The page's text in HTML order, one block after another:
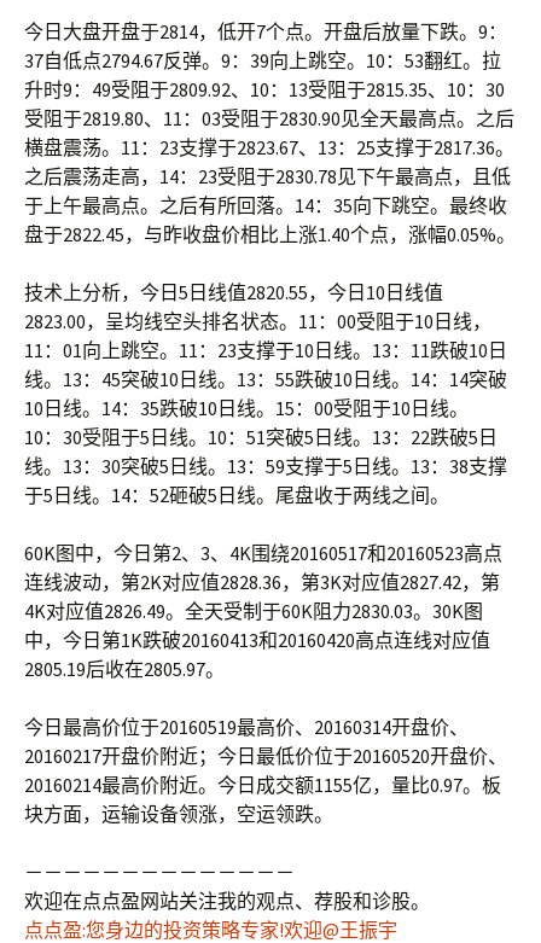
今日大盘开盘于2814，低开7个点。开盘后放量下跌。9：
37自低点2794.67反弹。9：39向上跳空。10：53翻红。拉
升时9：49受阻于2809.92、10：13受阻于2815.35、10：30
受阻于2819.80、11：03受阻于2830.90见全天最高点。之后
横盘震荡。11：23支撑于2823.67、13：25支撑于2817.36。
之后震荡走高，14：23受阻于2830.78见下午最高点，且低
于上午最高点。之后有所回落。14：35向下跳空。最终收
盘于2822.45，与昨收盘价相比上涨1.40个点，涨幅0.05%。
技术上分析，今日5日线值2820.55，今日10日线值
2823.00，呈均线空头排名状态。11：00受阻于10日线，
11：01向上跳空。11：23支撑于10日线。13：11跌破10日
线。13：45突破10日线。13：55跌破10日线。14：14突破
10日线。14：35跌破10日线。15：00受阻于10日线。
10：30受阻于5日线。10：51突破5日线。13：22跌破5日
线。13：30突破5日线。13：59支撑于5日线。13：38支撑
于5日线。14：52砸破5日线。尾盘收于两线之间。
60K图中，今日第2、3、4K围绕20160517和20160523高点
连线波动，第2K对应值2828.36，第3K对应值2827.42，第
4K对应值2826.49。全天受制于60K阻力2830.03。30K图
中，今日第1K跌破20160413和20160420高点连线对应值
2805.19后收在2805.97。
今日最高价位于20160519最高价、20160314开盘价、
20160217开盘价附近；今日最低价位于20160520开盘价、
20160214最高价附近。今日成交额1155亿，量比0.97。板
块方面，运输设备领涨，空运领跌。
－－－－－－－－－－－－－－
欢迎在点点盈网站关注我的观点、荐股和诊股。
点点盈:您身边的投资策略专家!欢迎@王振宇